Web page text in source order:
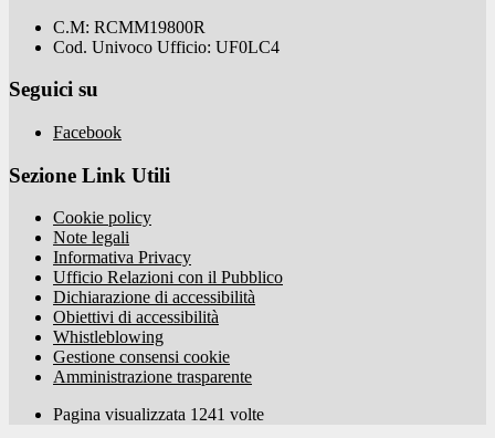
C.M: RCMM19800R
Cod. Univoco Ufficio: UF0LC4
Seguici su
Facebook
Sezione Link Utili
Cookie policy
Note legali
Informativa Privacy
Ufficio Relazioni con il Pubblico
Dichiarazione di accessibilità
Obiettivi di accessibilità
Whistleblowing
Gestione consensi cookie
Amministrazione trasparente
Pagina visualizzata 1241 volte